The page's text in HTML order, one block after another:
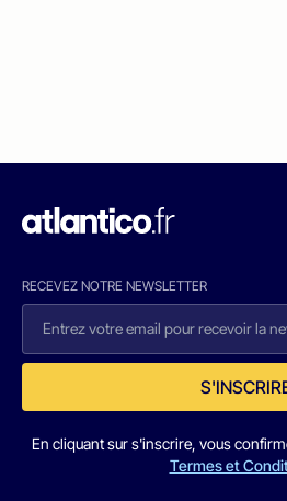
RECEVEZ NOTRE NEWSLETTER
En cliquant sur s'inscrire, vous
Termes et